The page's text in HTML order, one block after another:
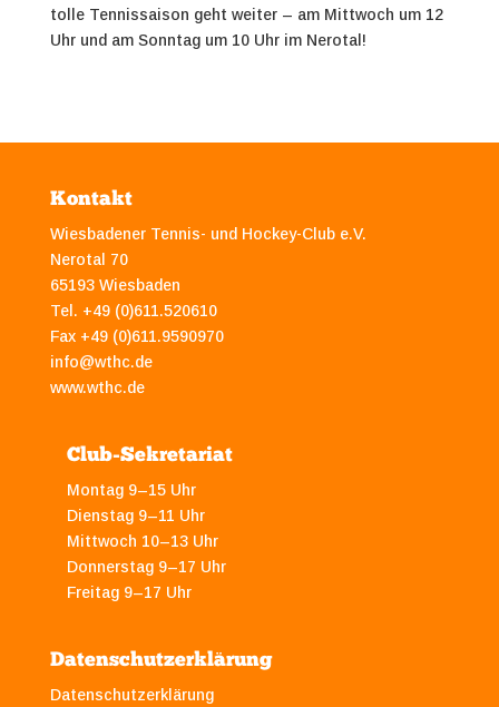
tolle Tennissaison geht weiter – am Mittwoch um 12
Uhr und am Sonntag um 10 Uhr im Nerotal!
Kontakt
Wiesbadener Tennis- und Hockey-Club e.V.
Nerotal 70
65193 Wiesbaden
Tel. +49 (0)611.520610
Fax +49 (0)611.9590970
info@wthc.de
www.wthc.de
Club-Sekretariat
Montag 9–15 Uhr
Dienstag 9–11 Uhr
Mittwoch 10–13 Uhr
Donnerstag 9–17 Uhr
Freitag 9–17 Uhr
Datenschutzerklärung
Datenschutzerklärung